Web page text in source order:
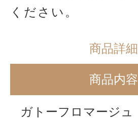
ください。
商品詳細
商品内容
ガトーフロマージュ